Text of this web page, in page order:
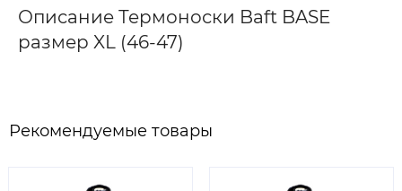
Описание Термоноски Baft BASE
размер XL (46-47)
Рекомендуемые товары